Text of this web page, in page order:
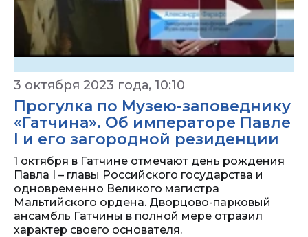
3 октября 2023 года, 10:10
Прогулка по Музею-заповеднику
«Гатчина». Об императоре Павле
I и его загородной резиденции
1 октября в Гатчине отмечают день рождения
Павла I – главы Российского государства и
одновременно Великого магистра
Мальтийского ордена. Дворцово-парковый
ансамбль Гатчины в полной мере отразил
характер своего основателя.